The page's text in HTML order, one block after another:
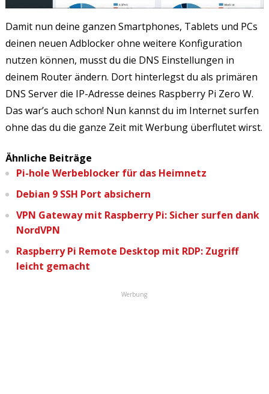
Damit nun deine ganzen Smartphones, Tablets und PCs
deinen neuen Adblocker ohne weitere Konfiguration
nutzen können, musst du die DNS Einstellungen in
deinem Router ändern. Dort hinterlegst du als primären
DNS Server die IP-Adresse deines Raspberry Pi Zero W.
Das war’s auch schon! Nun kannst du im Internet surfen
ohne das du die ganze Zeit mit Werbung überflutet wirst.
Ähnliche Beiträge
Pi-hole Werbeblocker für das Heimnetz
Debian 9 SSH Port absichern
VPN Gateway mit Raspberry Pi: Sicher surfen dank
NordVPN
Raspberry Pi Remote Desktop mit RDP: Zugriff
leicht gemacht
Werbung